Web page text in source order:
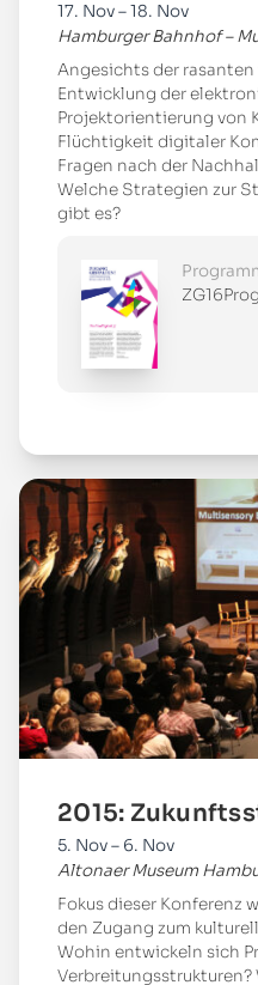
17. Nov – 18. Nov
Hamburger Bahnhof –
Angesichts der
Entwicklung der
Projektorientierung von
Flüchtigkeit digitaler
Fragen nach der
Welche Strategien zur
gibt es?
2015:
5. Nov – 6. Nov
Altonaer Museum
Fokus dieser Konferenz
den Zugang zum
Wohin entwickeln sich
Mehr